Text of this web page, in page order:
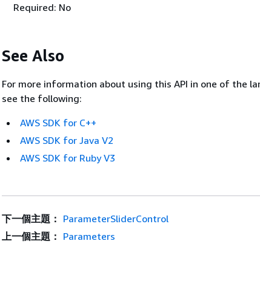
Required: No
See Also
For more information about using this API in one of the
see the following:
AWS SDK for C++
AWS SDK for Java V2
AWS SDK for Ruby V3
下一個主題： ParameterSliderControl
上一個主題： Parameters